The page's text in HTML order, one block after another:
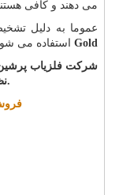
می دهند و کافی
عموما به دلیل
Gold استفاده می
شرکت فلزیاب پرشین
.